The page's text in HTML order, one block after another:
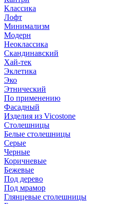
Классика
Лофт
Минимализм
Модерн
Неоклассика
Скандинавский
Хай-тек
Эклетика
Эко
Этнический
По применению
Фасадный
Изделия из Vicostone
Столешницы
Белые столешницы
Серые
Черные
Коричневые
Бежевые
Под дерево
Под мрамор
Глянцевые столешницы